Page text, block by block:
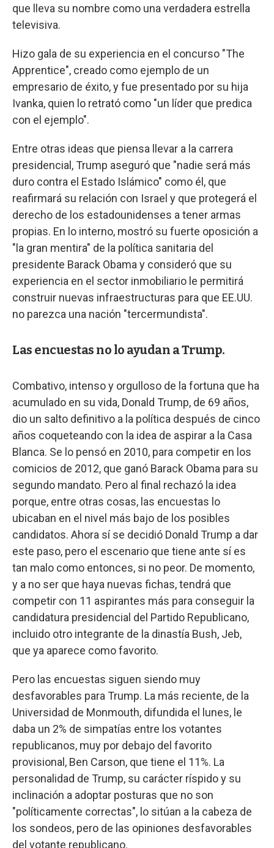
que lleva su nombre como una verdadera estrella
televisiva.
Hizo gala de su experiencia en el concurso "The
Apprentice", creado como ejemplo de un
empresario de éxito, y fue presentado por su hija
Ivanka, quien lo retrató como "un líder que predica
con el ejemplo".
Entre otras ideas que piensa llevar a la carrera
presidencial, Trump aseguró que "nadie será más
duro contra el Estado Islámico" como él, que
reafirmará su relación con Israel y que protegerá el
derecho de los estadounidenses a tener armas
propias. En lo interno, mostró su fuerte oposición a
"la gran mentira" de la política sanitaria del
presidente Barack Obama y consideró que su
experiencia en el sector inmobiliario le permitirá
construir nuevas infraestructuras para que EE.UU.
no parezca una nación "tercermundista".
Las encuestas no lo ayudan a Trump.
Combativo, intenso y orgulloso de la fortuna que ha
acumulado en su vida, Donald Trump, de 69 años,
dio un salto definitivo a la política después de cinco
años coqueteando con la idea de aspirar a la Casa
Blanca. Se lo pensó en 2010, para competir en los
comicios de 2012, que ganó Barack Obama para su
segundo mandato. Pero al final rechazó la idea
porque, entre otras cosas, las encuestas lo
ubicaban en el nivel más bajo de los posibles
candidatos. Ahora sí se decidió Donald Trump a dar
este paso, pero el escenario que tiene ante sí es
tan malo como entonces, si no peor. De momento,
y a no ser que haya nuevas fichas, tendrá que
competir con 11 aspirantes más para conseguir la
candidatura presidencial del Partido Republicano,
incluido otro integrante de la dinastía Bush, Jeb,
que ya aparece como favorito.
Pero las encuestas siguen siendo muy
desfavorables para Trump. La más reciente, de la
Universidad de Monmouth, difundida el lunes, le
daba un 2% de simpatías entre los votantes
republicanos, muy por debajo del favorito
provisional, Ben Carson, que tiene el 11%. La
personalidad de Trump, su carácter ríspido y su
inclinación a adoptar posturas que no son
"políticamente correctas", lo sitúan a la cabeza de
los sondeos, pero de las opiniones desfavorables
del votante republicano.